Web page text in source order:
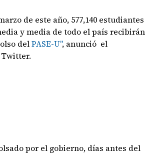
de este año, 577,140 estudiantes
y media de todo el país recibirán
delPASE-U", anunció el
por el gobierno, días antes del